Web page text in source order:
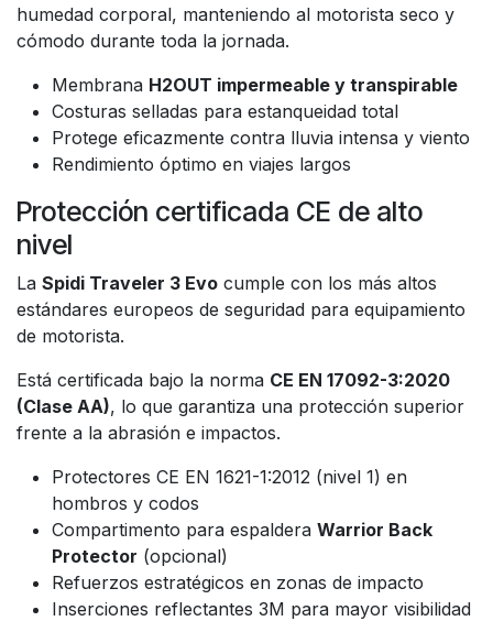
humedad corporal, manteniendo al motorista seco y
cómodo durante toda la jornada.
Membrana H2OUT impermeable y transpirable
Costuras selladas para estanqueidad total
Protege eficazmente contra lluvia intensa y viento
Rendimiento óptimo en viajes largos
Protección certificada CE de alto
nivel
La Spidi Traveler 3 Evo cumple con los más altos
estándares europeos de seguridad para equipamiento
de motorista.
Está certificada bajo la norma CE EN 17092-3:2020
(Clase AA), lo que garantiza una protección superior
frente a la abrasión e impactos.
Protectores CE EN 1621-1:2012 (nivel 1) en
hombros y codos
Compartimento para espaldera Warrior Back
Protector (opcional)
Refuerzos estratégicos en zonas de impacto
Inserciones reflectantes 3M para mayor visibilidad